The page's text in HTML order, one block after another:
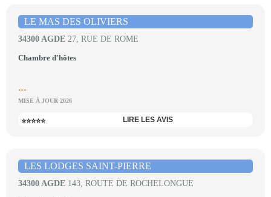
LE MAS DES OLIVIERS
34300 AGDE 27, RUE DE ROME
Chambre d'hôtes
...
MISE À JOUR 2026
⭐⭐⭐⭐⭐ LIRE LES AVIS
LES LODGES SAINT-PIERRE
34300 AGDE 143, ROUTE DE ROCHELONGUE